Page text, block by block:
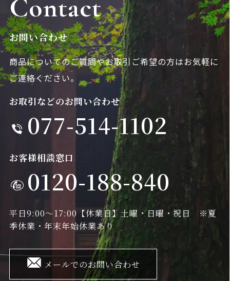
Contact
お問い合わせ
商品についてのご質問やお取引ご希望の方はお気軽に
ご連絡ください。
お取引などのお問い合わせ
077-514-1102
お客様相談窓口
0120-188-840
平日9:00～17:00 【休業日】土曜・日曜・祝日 ※夏
季休業・年末年始休業あり
メールでのお問い合わせ